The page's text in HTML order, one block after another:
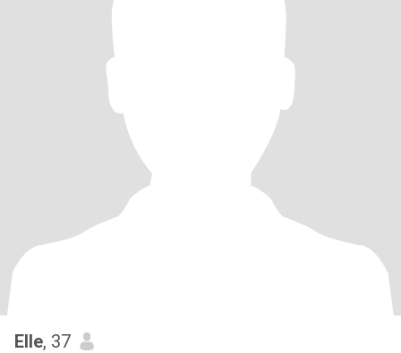
Elle, 37